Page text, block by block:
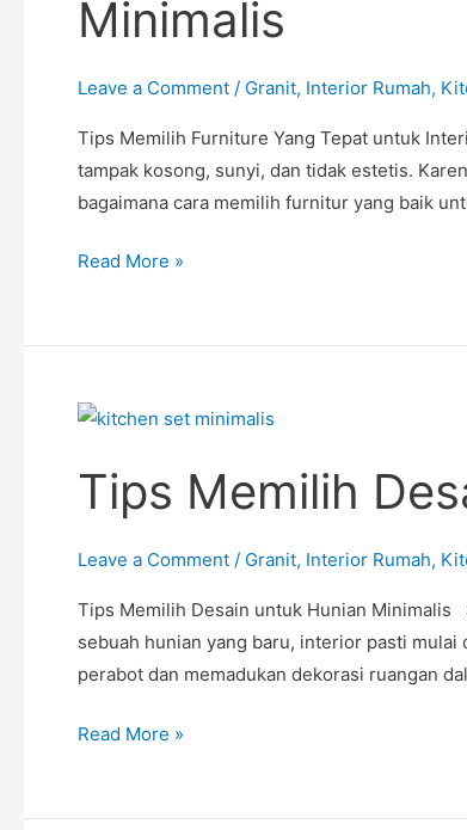
Minimalis
Leave a Comment / Granit, Interior Rumah,
Tips Memilih Furniture Yang Tepat untuk
tampak kosong, sunyi, dan tidak estetis.
bagaimana cara memilih furnitur yang baik
Tepat
untuk
Minimalis
Read More »
Tips Memilih
Leave a Comment / Granit, Interior Rumah,
Tips Memilih Desain untuk Hunian Minimalis
sebuah hunian yang baru, interior pasti
perabot dan memadukan dekorasi ruangan
Tips
Desain
untuk
Read More »